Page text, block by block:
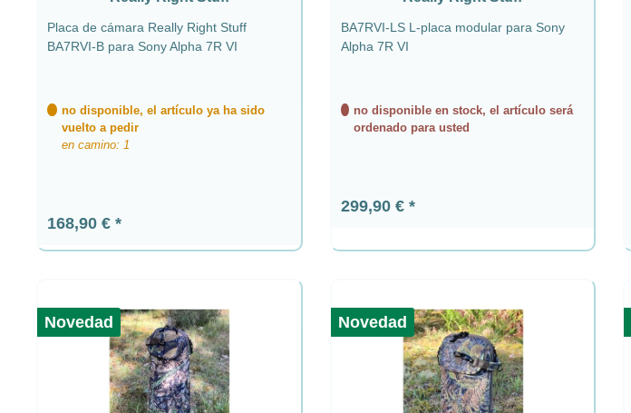
Placa de cámara Really Right Stuff
BA7RVI-B para Sony Alpha 7R VI
no disponible, el artículo ya ha sido
vuelto a pedir
en camino: 1
Precio normal:
168,90 €
BA7RVI-LS L-placa modular para Sony
Alpha 7R VI
no disponible en stock, el artículo será
ordenado para usted
Precio normal:
299,90 €
Novedad Novedad